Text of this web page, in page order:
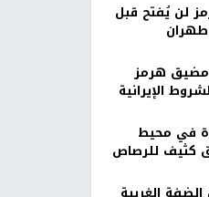
لن يُفتح قبل
مضيق هرمز
الإيرانية
في محيط
كثيف للرصاص